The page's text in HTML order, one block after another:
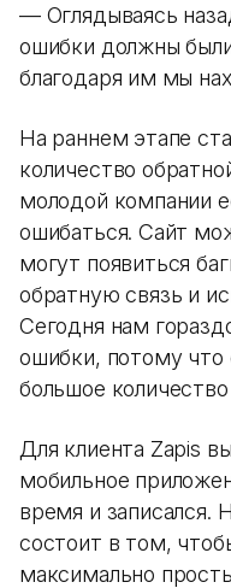
— Оглядываясь
ошибки должны
благодаря им мы
На раннем этапе
количество
молодой компании
ошибаться. Сайт
могут появиться
обратную связь и
Сегодня нам
ошибки, потому что
большое
Для клиента Zapis
мобильное
время и записался.
состоит в том,
максимально